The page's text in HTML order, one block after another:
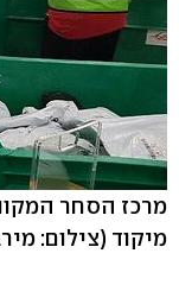
מרכז הסחר
מיקוד (צילום: